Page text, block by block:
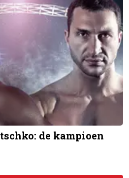
de kampioen